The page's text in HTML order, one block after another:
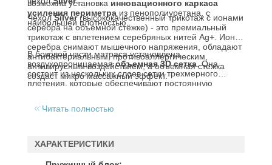
возможна установка инновационного каркаса
усиления периметра
наибольшей плотностью.
ЧехолSilver(высококачественный трикотаж с ионами
серебра на объёмной стёжке) - это премиальный
трикотаж с вплетением серебряных нитей Ag+. Ионы
серебра снимают мышечного напряжения, обладают
антибактериальным, противоаллергическим,
антивирусным воздействием, а объемная стежка
создаст микро массажный эффект.
В боковой части матраса установлена
воздухопроницаемаяобъемная 3D сетка . Она
состоит из нескольких слоев сетки трехмерного
плетения, которые обеспечивают постоянную
Читать полностью
ХАРАКТЕРИСТИКИ